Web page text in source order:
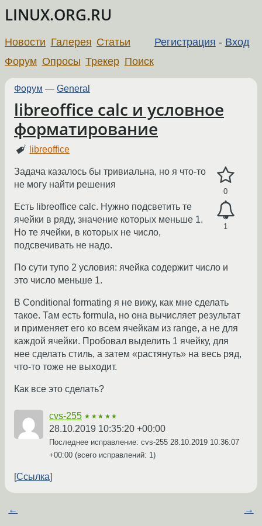
LINUX.ORG.RU
Регистрация - Вход
Новости Галерея Статьи
Форум Опросы Трекер Поиск
Форум — General
libreoffice calc и условное
форматирование
libreoffice
0
1
Задача казалось бы тривиальна, но я что-то
не могу найти решения
Есть libreoffice calc. Нужно подсветить те
ячейки в ряду, значение которых меньше 1.
Но те ячейки, в которых не число,
подсвечивать не надо.
По сути тупо 2 условия: ячейка содержит число и
это число меньше 1.
В Conditional formating я не вижу, как мне сделать
такое. Там есть formula, но она вычисляет результат
и применяет его ко всем ячейкам из range, а не для
каждой ячейки. Пробовал выделить 1 ячейку, для
нее сделать стиль, а затем «растянуть» на весь ряд,
что-то тоже не выходит.
Как все это сделать?
cvs-255 ★★★★★
28.10.2019 10:35:20 +00:00
Последнее исправление: cvs-255 28.10.2019 10:36:07
+00:00 (всего исправлений: 1)
Ссылка
← →